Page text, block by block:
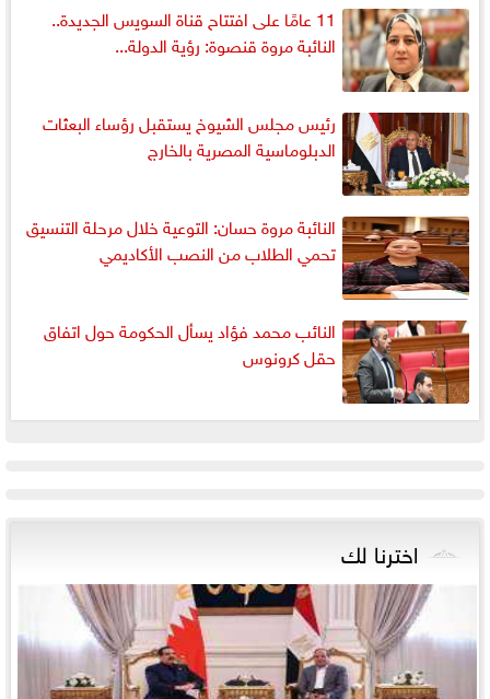
11 عامًا على افتتاح قناة السويس الجديدة..
النائبة مروة قنصوة: رؤية الدولة...
رئيس مجلس الشيوخ يستقبل رؤساء البعثات
الدبلوماسية المصرية بالخارج
النائبة مروة حسان: التوعية خلال مرحلة التنسيق
تحمي الطلاب من النصب الأكاديمي
النائب محمد فؤاد يسأل الحكومة حول اتفاق
حقل كرونوس
اخترنا لك